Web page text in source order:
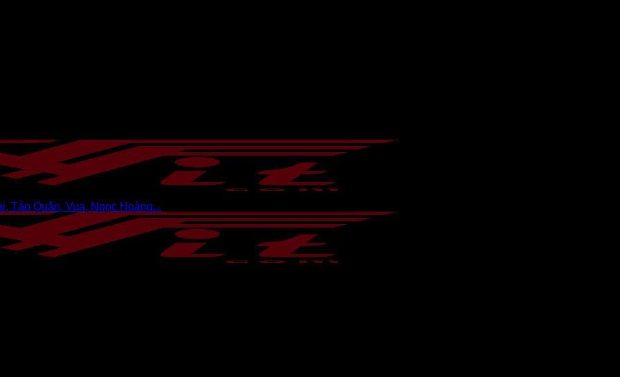
Táo Quân, Vua, Ngọc Hoàng...